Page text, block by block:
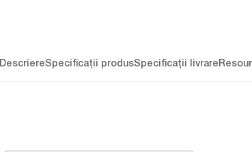
DescriereSpecificații produsSpecificații livrare